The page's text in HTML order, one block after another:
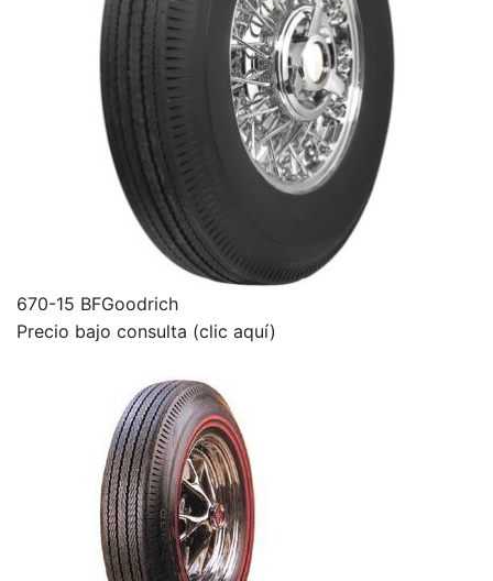
670-15 BFGoodrich
Precio bajo consulta (clic aquí)